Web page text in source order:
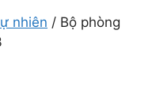
nhiên / Bộ phòng